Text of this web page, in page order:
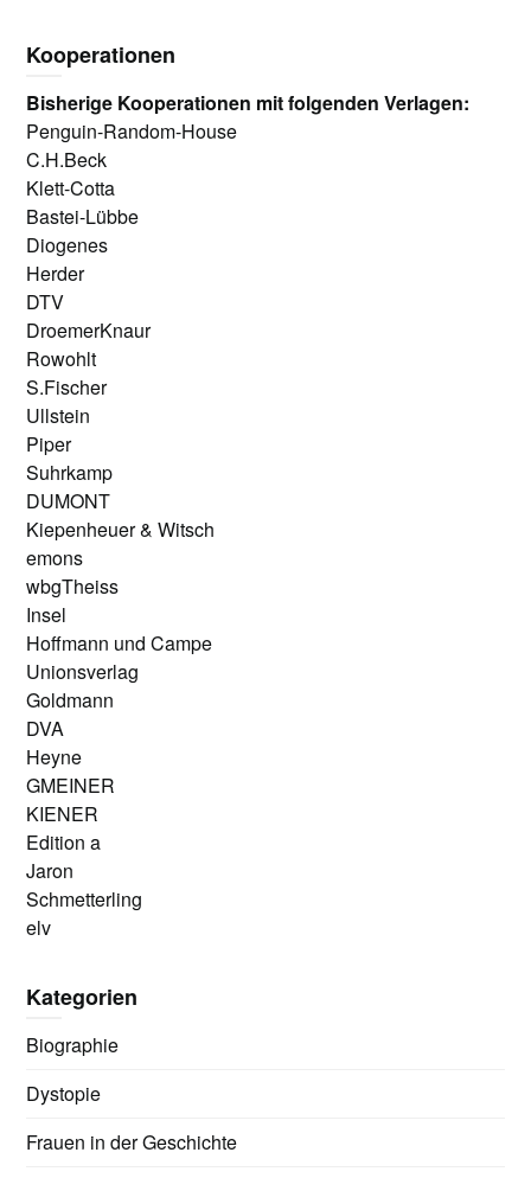
Kooperationen
Bisherige Kooperationen mit folgenden Verlagen:
Penguin-Random-House
C.H.Beck
Klett-Cotta
Bastei-Lübbe
Diogenes
Herder
DTV
DroemerKnaur
Rowohlt
S.Fischer
Ullstein
Piper
Suhrkamp
DUMONT
Kiepenheuer & Witsch
emons
wbgTheiss
Insel
Hoffmann und Campe
Unionsverlag
Goldmann
DVA
Heyne
GMEINER
KIENER
Edition a
Jaron
Schmetterling
elv
Kategorien
Biographie
Dystopie
Frauen in der Geschichte